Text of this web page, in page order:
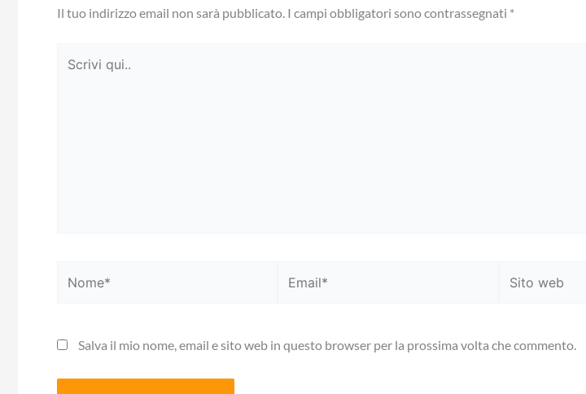
Il tuo indirizzo email non sarà pubblicato. I campi obbligatori sono contrassegnati *
qui..
web
Salva il mio nome, email e sito web in questo browser per la prossima volta che commento.